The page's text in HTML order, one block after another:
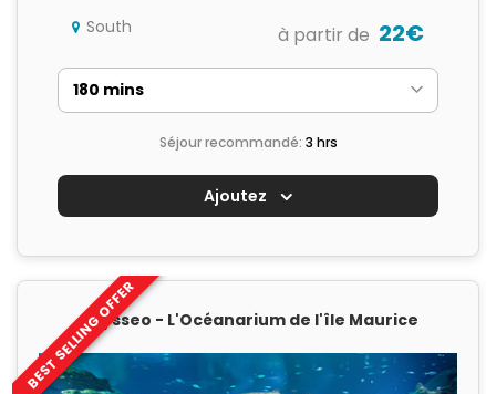
South à partir de 22€
Séjour recommandé: 3 hrs
Ajoutez
Odysseo - L'Océanarium de l'île Maurice
BEST SELLING OFFER